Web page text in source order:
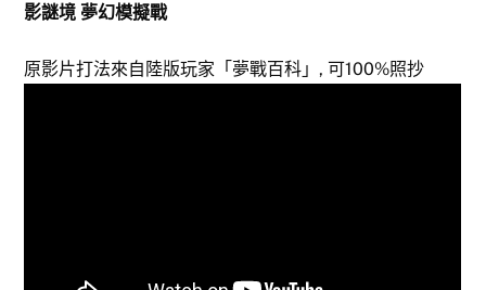
影謎境 夢幻模擬戰
原影片打法來自陸版玩家「夢戰百科」, 可100%照抄